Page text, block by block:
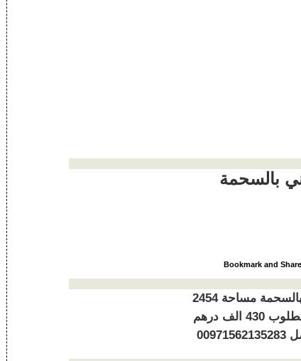
بالسحمة
للبيع ارض بالشارقة بالسحمة مساحة 2454
قدم زاوية شارعين مطلوب 430 الف درهم